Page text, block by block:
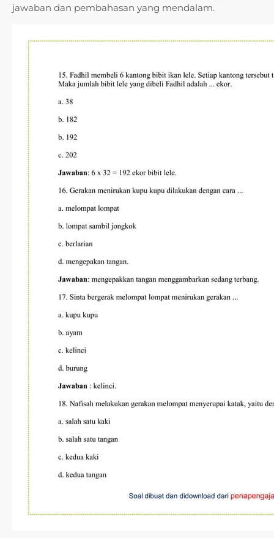
jawaban dan pembahasan yang mendalam.